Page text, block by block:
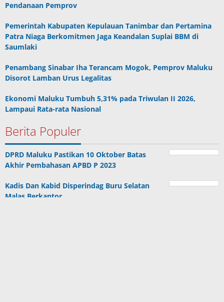
Pendanaan Pemprov
Pemerintah Kabupaten Kepulauan Tanimbar dan Pertamina
Patra Niaga Berkomitmen Jaga Keandalan Suplai BBM di
Saumlaki
Penambang Sinabar Iha Terancam Mogok, Pemprov Maluku
Disorot Lamban Urus Legalitas
Ekonomi Maluku Tumbuh 5,31% pada Triwulan II 2026,
Lampaui Rata-rata Nasional
Berita Populer
DPRD Maluku Pastikan 10 Oktober Batas
Akhir Pembahasan APBD P 2023
Kadis Dan Kabid Disperindag Buru Selatan
Malas Berkantor